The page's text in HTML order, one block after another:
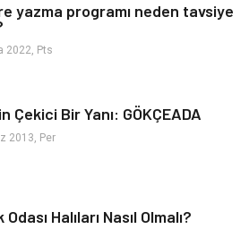
Bilet
Spor Malzemeleri
yazma programı neden tavsiye
2022, Pts
Çekici Bir Yanı: GÖKÇEADA
2013, Per
Halıları Nasıl Olmalı?